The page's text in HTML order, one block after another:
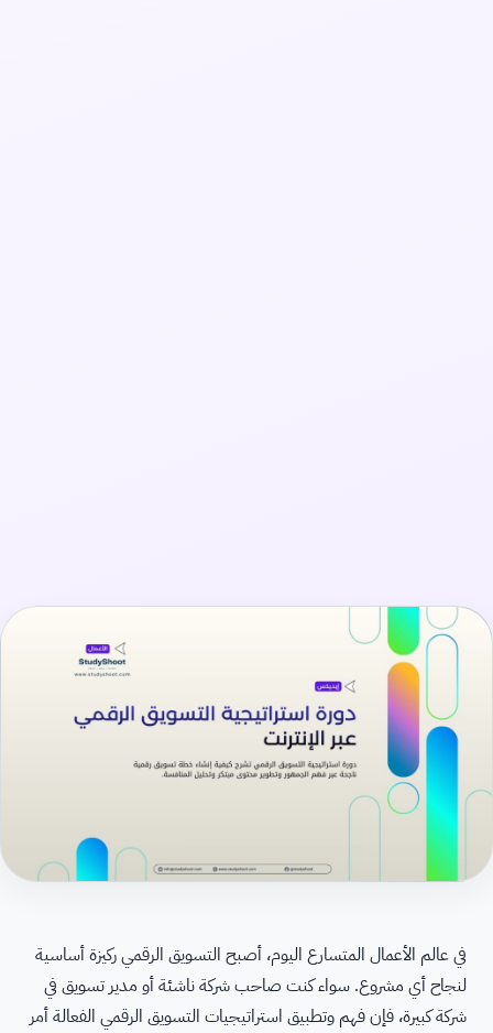
في عالم الأعمال المتسارع اليوم، أصبح التسويق الرقمي ركيزة أساسية
لنجاح أي مشروع. سواء كنت صاحب شركة ناشئة أو مدير تسويق في
شركة كبيرة، فإن فهم وتطبيق استراتيجيات التسويق الرقمي الفعالة أمر